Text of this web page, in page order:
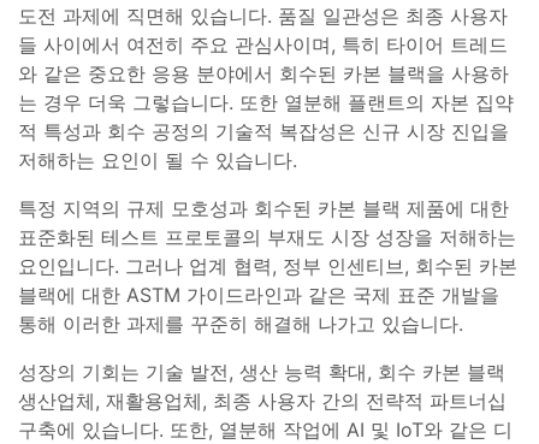
도전 과제에 직면해 있습니다. 품질 일관성은 최종 사용자
들 사이에서 여전히 주요 관심사이며, 특히 타이어 트레드
와 같은 중요한 응용 분야에서 회수된 카본 블랙을 사용하
는 경우 더욱 그렇습니다. 또한 열분해 플랜트의 자본 집약
적 특성과 회수 공정의 기술적 복잡성은 신규 시장 진입을
저해하는 요인이 될 수 있습니다.
특정 지역의 규제 모호성과 회수된 카본 블랙 제품에 대한
표준화된 테스트 프로토콜의 부재도 시장 성장을 저해하는
요인입니다. 그러나 업계 협력, 정부 인센티브, 회수된 카본
블랙에 대한 ASTM 가이드라인과 같은 국제 표준 개발을
통해 이러한 과제를 꾸준히 해결해 나가고 있습니다.
성장의 기회는 기술 발전, 생산 능력 확대, 회수 카본 블랙
생산업체, 재활용업체, 최종 사용자 간의 전략적 파트너십
구축에 있습니다. 또한, 열분해 작업에 AI 및 IoT와 같은 디